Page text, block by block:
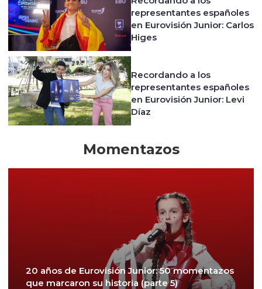
representantes españoles
en Eurovisión Junior: Carlos
Higes
Recordando a los
representantes españoles
en Eurovisión Junior: Levi
Díaz
Momentazos
20 años de Eurovisión Junior: 50 momentazos
que marcaron su historia (parte 5)